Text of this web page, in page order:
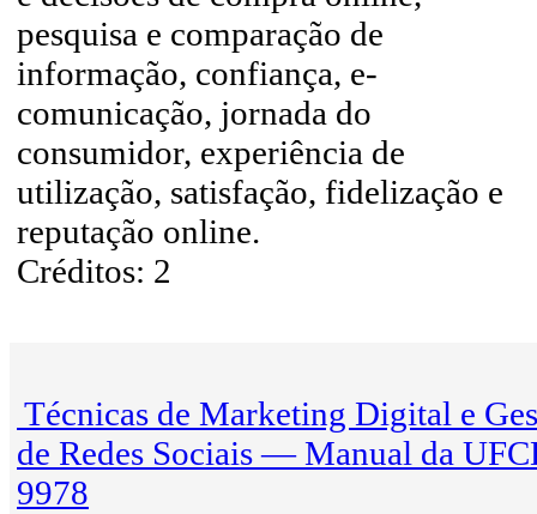
pesquisa e comparação de
informação, confiança, e-
comunicação, jornada do
consumidor, experiência de
utilização, satisfação, fidelização e
reputação online.
Créditos: 2
Técnicas de Marketing Digital e
de Redes Sociais — Manual da
9978